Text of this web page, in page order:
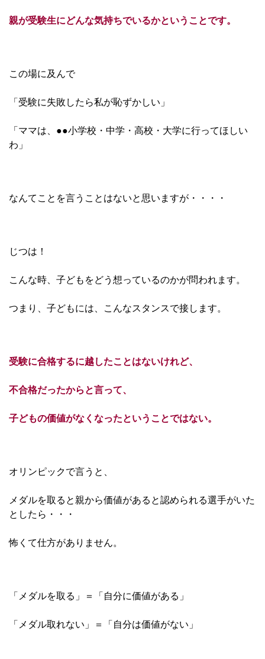
親が受験生にどんな気持ちでいるかということです。
この場に及んで
「受験に失敗したら私が恥ずかしい」
「ママは、●●小学校・中学・高校・大学に行ってほしい
わ」
なんてことを言うことはないと思いますが・・・・
じつは！
こんな時、子どもをどう想っているのかが問われます。
つまり、子どもには、こんなスタンスで接します。
受験に合格するに越したことはないけれど、
不合格だったからと言って、
子どもの価値がなくなったということではない。
オリンピックで言うと、
メダルを取ると親から価値があると認められる選手がいた
としたら・・・
怖くて仕方がありません。
「メダルを取る」＝「自分に価値がある」
「メダル取れない」＝「自分は価値がない」